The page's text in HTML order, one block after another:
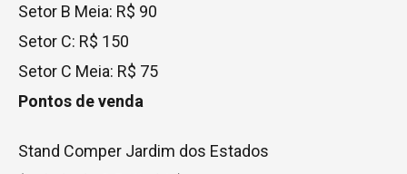
Setor B Meia: R$ 90
Setor C: R$ 150
Setor C Meia: R$ 75
Pontos de venda
Stand Comper Jardim dos Estados